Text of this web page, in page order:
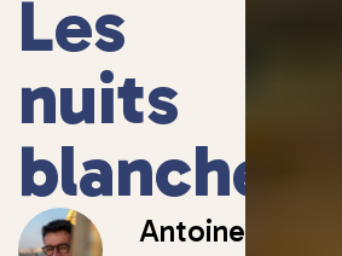
Les
nuits
blanches
Antoine